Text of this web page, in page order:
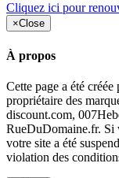
Cliquez ici pour
×Close
À propos
Cette page a été
propriétaire des
discount.com,
RueDuDomaine.fr. Si
votre site a été
violation des